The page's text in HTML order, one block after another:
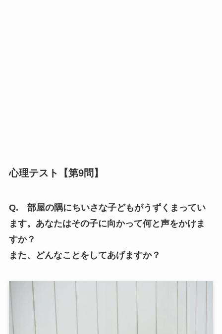
心理テスト【第9問】
Q. 部屋の隅にちいさな子どもがうずくまってい
ます。あなたはその子に向かって何と声をかけま
すか？
また、どんなことをしてあげますか？